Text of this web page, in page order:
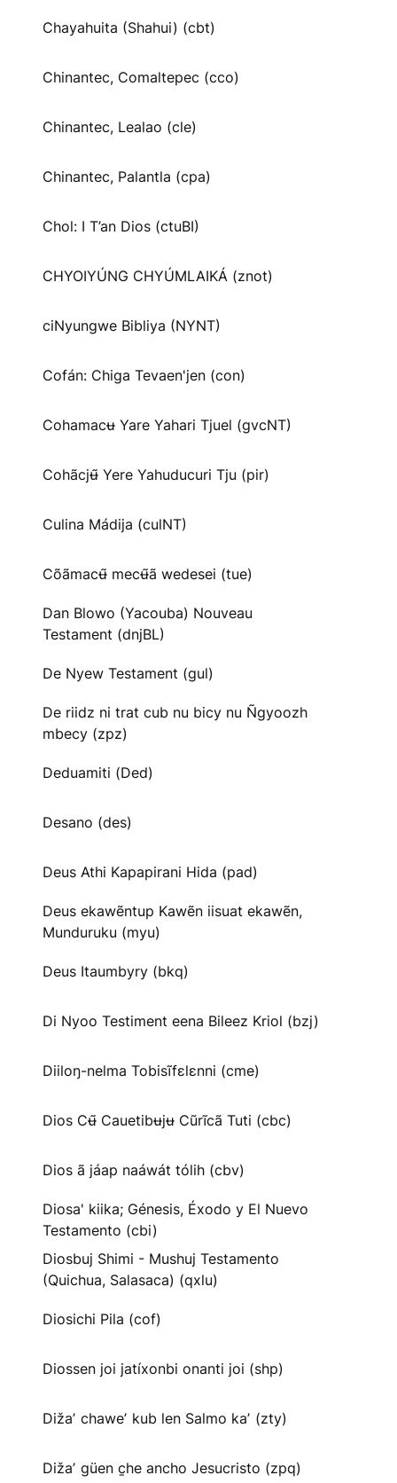
Chayahuita (Shahui) (cbt)
Chinantec, Comaltepec (cco)
Chinantec, Lealao (cle)
Chinantec, Palantla (cpa)
Chol: I T’an Dios (ctuBI)
CHYOIYÚNG CHYÚMLAIKÁ (znot)
ciNyungwe Bibliya (NYNT)
Cofán: Chiga Tevaen'jen (con)
Cohamacʉ Yare Yahari Tjuel (gvcNT)
Cohãcjʉ̃ Yere Yahuducuri Tju (pir)
Culina Mádija (culNT)
Cõãmacʉ̃ mecʉ̃ã wedesei (tue)
Dan Blowo (Yacouba) Nouveau
Testament (dnjBL)
De Nyew Testament (gul)
De riidz ni trat cub nu bicy nu Ñgyoozh
mbecy (zpz)
Deduamiti (Ded)
Desano (des)
Deus Athi Kapapirani Hida (pad)
Deus ekawẽntup Kawẽn iisuat ekawẽn,
Munduruku (myu)
Deus Itaumbyry (bkq)
Di Nyoo Testiment eena Bileez Kriol (bzj)
Diiloŋ-nelma Tobisĩfɛlɛnni (cme)
Dios Cʉ̃ Cauetibʉjʉ Cũrĩcã Tuti (cbc)
Dios ã jáap naáwát tólih (cbv)
Diosa' kiika; Génesis, Éxodo y El Nuevo
Testamento (cbi)
Diosbuj Shimi - Mushuj Testamento
(Quichua, Salasaca) (qxlu)
Diosichi Pila (cof)
Diossen joi jatíxonbi onanti joi (shp)
Dižaʼ chaweʼ kub len Salmo kaʼ (zty)
Dižaʼ güen c̱he ancho Jesucristo (zpq)